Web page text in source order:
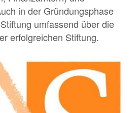
in der Gründungsphase
umfassend über die
erfolgreichen Stiftung.